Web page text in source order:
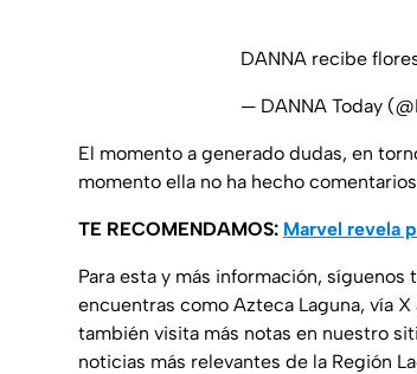
DANNA recibe
— DANNA Today
El momento a generado dudas, en
momento ella no ha hecho
TE RECOMENDAMOS: Marvel revela
Para esta y más información,
encuentras como Azteca Laguna, vía
también visita más notas en nuestro
noticias más relevantes de la Región